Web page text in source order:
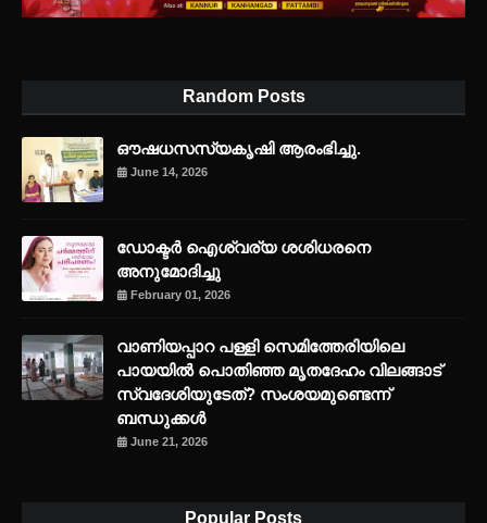
Random Posts
ഔഷധസസ്യകൃഷി ആരംഭിച്ചു.
June 14, 2026
ഡോക്ടർ ഐശ്വര്യ ശശിധരനെ
അനുമോദിച്ചു
February 01, 2026
വാണിയപ്പാറ പള്ളി സെമിത്തേരിയിലെ
പായയിൽ പൊതിഞ്ഞ മൃതദേഹം വിലങ്ങാട്
സ്വദേശിയുടേത്? സംശയമുണ്ടെന്ന്
ബന്ധുക്കൾ
June 21, 2026
Popular Posts